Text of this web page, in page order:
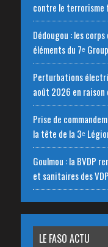
contre le terrorisme
Dédougou : les
éléments du 7ᵉ
Perturbations
août 2026 en raison
Prise de
la tête de la 3ᵉ
Goulmou : la BVDP
et sanitaires des VDP
LE FASO ACTU